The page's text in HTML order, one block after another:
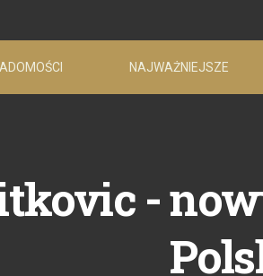
NAJWAŻNIEJSZE
-